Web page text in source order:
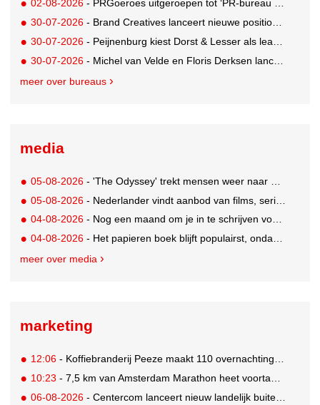
02-08-2026 - PRGoeroes uitgeroepen tot ‘PR-bureau van het jaar 2026’
30-07-2026 - Brand Creatives lanceert nieuwe positionering: Create to Celebrate
30-07-2026 - Peijnenburg kiest Dorst & Lesser als lead social agency
30-07-2026 - Michel van Velde en Floris Derksen lanceren I.C.Y. group: drie specialistische bureaus, één visie op groei
meer over bureaus
media
05-08-2026 - 'The Odyssey' trekt mensen weer naar de bioscoop
05-08-2026 - Nederlander vindt aanbod van films, series en sport vaak versnipperd
04-08-2026 - Nog een maand om je in te schrijven voor de Mercurs 2026
04-08-2026 - Het papieren boek blijft populairst, ondanks digitale alternatieven
meer over media
marketing
12:06 - Koffiebranderij Peeze maakt 110 overnachtingen in het Ronald McDonald Huis mogelijk
10:23 - 7,5 km van Amsterdam Marathon heet voortaan de 'Samsung Galaxy 7,5 km'
06-08-2026 - Centercom lanceert nieuw landelijk buitereclamenetwerk: City Cubes